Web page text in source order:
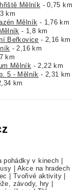
Mělník - 0,75 km
km
Mělník - 1,76 km
- 1,8 km
Beřkovice - 2,16 km
- 2,16 km
km
Mělník - 2,22 km
5 - Mělník - 2,31 km
km
pohádky v kinech
Akce na hradech
Tvořivé aktivity
závody, hry